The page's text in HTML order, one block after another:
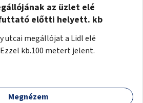
az üzlet elé
előtti helyett. kb
utcai megállójat a Lidl elé
kb.100 metert jelent.
Megnézem